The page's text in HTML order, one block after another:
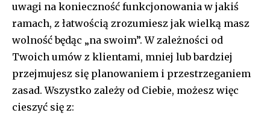
uwagi na konieczność funkcjonowania w jakiś
ramach, z łatwością zrozumiesz jak wielką masz
wolność będąc „na swoim”. W zależności od
Twoich umów z klientami, mniej lub bardziej
przejmujesz się planowaniem i przestrzeganiem
zasad. Wszystko zależy od Ciebie, możesz więc
cieszyć się z: